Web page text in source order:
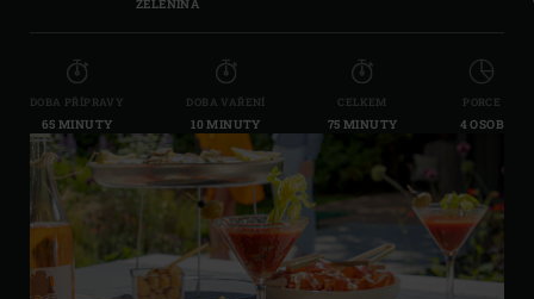
ZELENINA
DOBA PŘÍPRAVY
65 MINUTY
DOBA VAŘENÍ
10 MINUTY
CELKEM
75 MINUTY
PORCE
4 OSOB